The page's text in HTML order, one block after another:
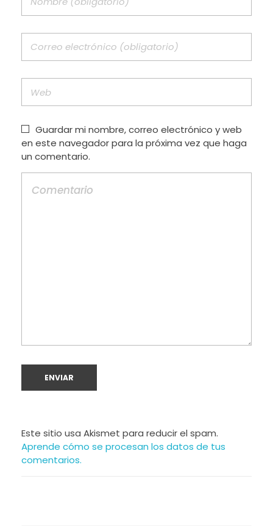
Guardar mi nombre, correo electrónico y web
en este navegador para la próxima vez que haga
un comentario.
Este sitio usa Akismet para reducir el spam.
Aprende cómo se procesan los datos de tus
comentarios.